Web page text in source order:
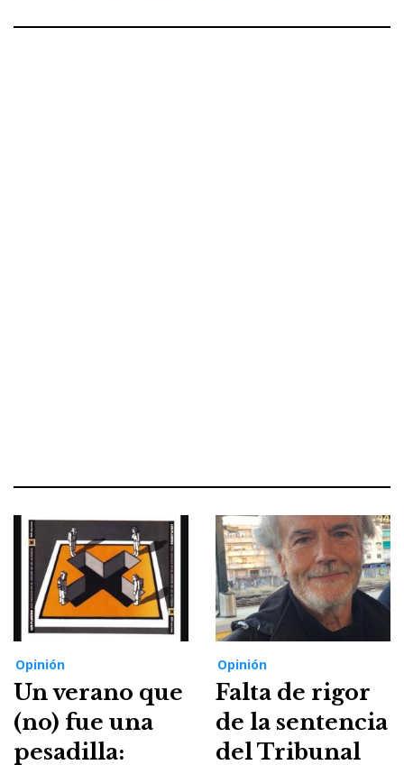
Opinión
Un verano que
(no) fue una
pesadilla:
Opinión
Falta de rigor
de la sentencia
del Tribunal